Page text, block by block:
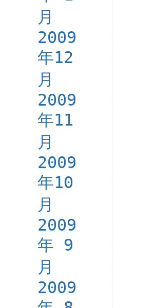
月
2009
年12
月
2009
年11
月
2009
年10
月
2009
年 9
月
2009